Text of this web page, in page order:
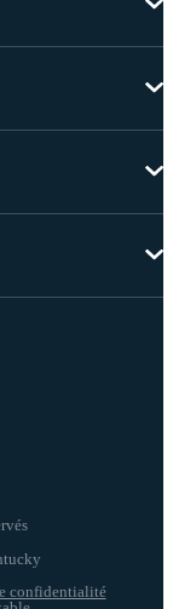
confidentialité